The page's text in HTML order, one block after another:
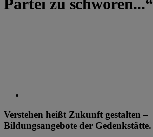
Partei zu schwören...“
Verstehen heißt Zukunft gestalten –
Bildungsangebote der Gedenkstätte.